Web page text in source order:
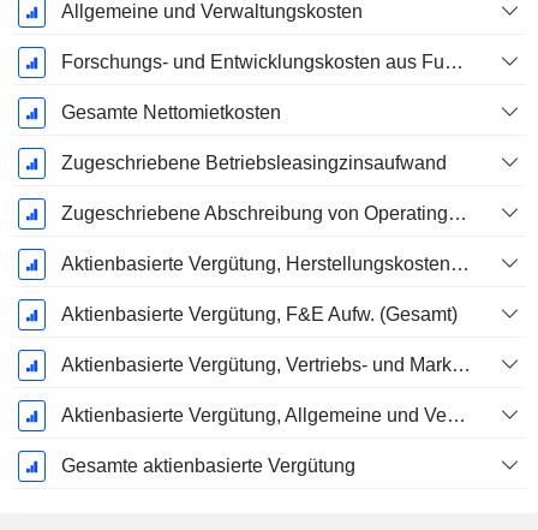
Allgemeine und Verwaltungskosten
Forschungs- und Entwicklungskosten aus Fußnoten
Gesamte Nettomietkosten
Zugeschriebene Betriebsleasingzinsaufwand
Zugeschriebene Abschreibung von Operating-Leasingverträgen
Aktienbasierte Vergütung, Herstellungskosten der verkauften Waren (Gesamt)
Aktienbasierte Vergütung, F&E Aufw. (Gesamt)
Aktienbasierte Vergütung, Vertriebs- und Marketingkosten (Gesamt)
Aktienbasierte Vergütung, Allgemeine und Verwaltungskosten (Gesamt)
Gesamte aktienbasierte Vergütung